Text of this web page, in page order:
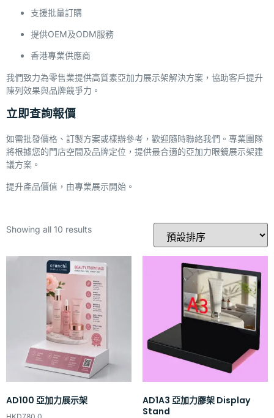
支援批量訂購
提供OEM及ODM服務
香港專業供應商
我們致力為零售業提供高質素亞加力展示架解決方案，協助客戶提升
陳列效果與品牌競爭力。
立即查詢報價
如需批發價格、訂製方案或樣辦參考，歡迎隨時聯絡我們。專業團隊
將根據您的門店空間及品牌定位，提供最合適的亞加力眼鏡展示架建
議方案。
提升產品價值，由專業展示開始。
Showing all 10 results
AD100 亞加力展示架
AD1A3 亞加力膠架 Display
Stand